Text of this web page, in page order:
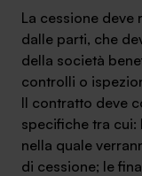
Lavora con noi
La cessione
dalle parti, che
della società
controlli o
Il contratto deve
specifiche tra cui:
nella quale
di cessione; le